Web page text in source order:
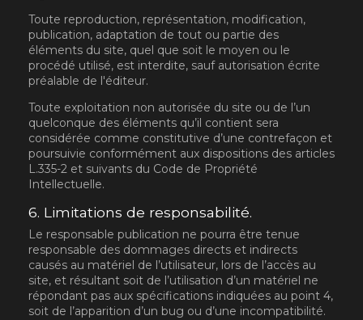
Toute reproduction, représentation, modification,
publication, adaptation de tout ou partie des
éléments du site, quel que soit le moyen ou le
procédé utilisé, est interdite, sauf autorisation écrite
préalable de l'éditeur.
Toute exploitation non autorisée du site ou de l’un
quelconque des éléments qu’il contient sera
considérée comme constitutive d’une contrefaçon et
poursuivie conformément aux dispositions des articles
L.335-2 et suivants du Code de Propriété
Intellectuelle.
6. Limitations de responsabilité.
Le responsable publication ne pourra être tenue
responsable des dommages directs et indirects
causés au matériel de l’utilisateur, lors de l’accès au
site, et résultant soit de l’utilisation d’un matériel ne
répondant pas aux spécifications indiquées au point 4,
soit de l’apparition d’un bug ou d’une incompatibilité.